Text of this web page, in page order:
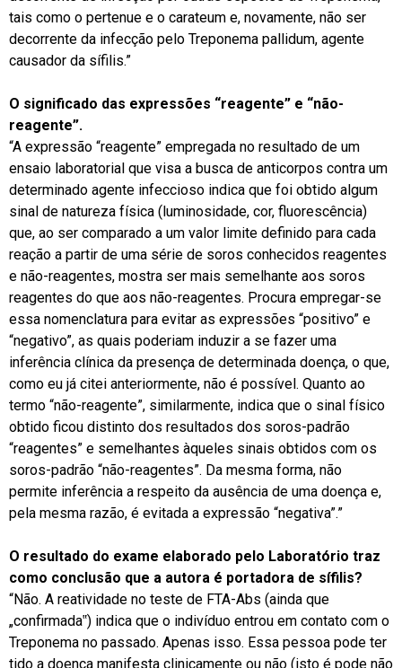
tais como o pertenue e o carateum e, novamente, não ser
decorrente da infecção pelo Treponema pallidum, agente
causador da sífilis.”
O significado das expressões “reagente” e “não-
reagente”.
“A expressão “reagente” empregada no resultado de um
ensaio laboratorial que visa a busca de anticorpos contra um
determinado agente infeccioso indica que foi obtido algum
sinal de natureza física (luminosidade, cor, fluorescência)
que, ao ser comparado a um valor limite definido para cada
reação a partir de uma série de soros conhecidos reagentes
e não-reagentes, mostra ser mais semelhante aos soros
reagentes do que aos não-reagentes. Procura empregar-se
essa nomenclatura para evitar as expressões “positivo” e
“negativo”, as quais poderiam induzir a se fazer uma
inferência clínica da presença de determinada doença, o que,
como eu já citei anteriormente, não é possível. Quanto ao
termo “não-reagente”, similarmente, indica que o sinal físico
obtido ficou distinto dos resultados dos soros-padrão
“reagentes” e semelhantes àqueles sinais obtidos com os
soros-padrão “não-reagentes”. Da mesma forma, não
permite inferência a respeito da ausência de uma doença e,
pela mesma razão, é evitada a expressão “negativa”.”
O resultado do exame elaborado pelo Laboratório traz
como conclusão que a autora é portadora de sífilis?
“Não. A reatividade no teste de FTA-Abs (ainda que
„confirmada‟) indica que o indivíduo entrou em contato com o
Treponema no passado. Apenas isso. Essa pessoa pode ter
tido a doença manifesta clinicamente ou não (isto é pode não